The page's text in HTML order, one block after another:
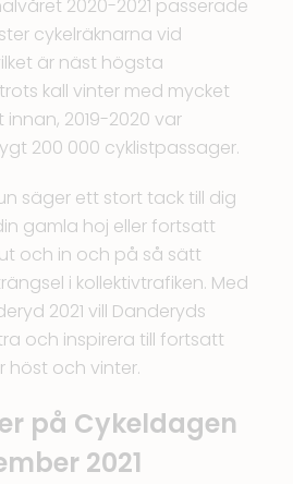
2020-2021 passerade
cykelräknarna vid
är näst högsta
kall vinter med mycket
2019-2020 var
200 000 cyklistpassager.
säger ett stort tack till dig
gamla hoj eller fortsatt
och in och på så sätt
i kollektivtrafiken. Med
2021 vill Danderyds
och inspirera till fortsatt
höst och vinter.
på Cykeldagen
2021